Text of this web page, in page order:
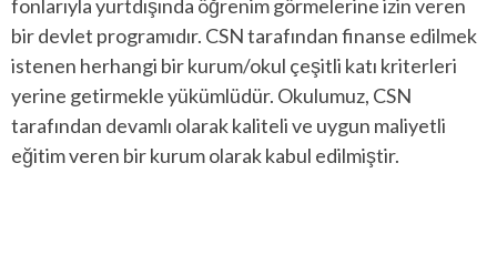
fonlarıyla yurtdışında öğrenim görmelerine izin veren
bir devlet programıdır. CSN tarafından finanse edilmek
istenen herhangi bir kurum/okul çeşitli katı kriterleri
yerine getirmekle yükümlüdür. Okulumuz, CSN
tarafından devamlı olarak kaliteli ve uygun maliyetli
eğitim veren bir kurum olarak kabul edilmiştir.